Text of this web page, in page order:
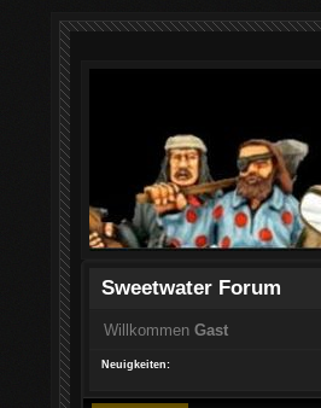
Sweetwater Forum
Willkommen Gast
Neuigkeiten: